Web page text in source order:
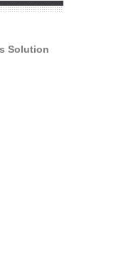
Solution